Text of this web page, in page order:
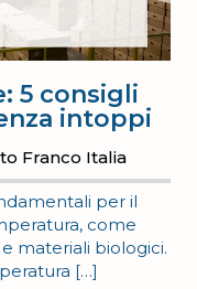
5 consigli
intoppi
Franco Italia
per il
come
materiali biologici.
[…]